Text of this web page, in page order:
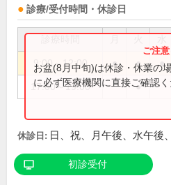
診療/受付時間・休診日
9:00～12:00 ● ● ●
17:00～19:00 ●
お盆(8月中旬)は休診・休業の
に必ず医療機関に直接ご確認く
休診日: 日、祝、月午後、水午後
初診受付